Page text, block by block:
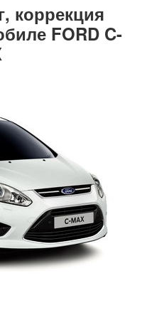
коррекция
FORD C-